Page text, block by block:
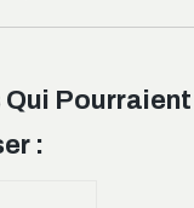
Pourraient
: